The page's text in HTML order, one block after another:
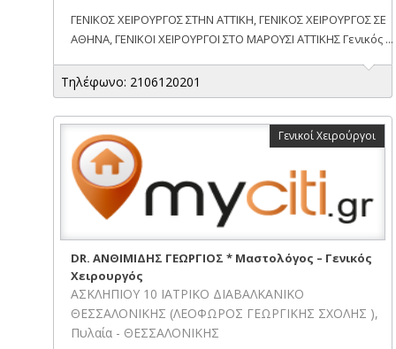
ΓΕΝΙΚΟΣ ΧΕΙΡΟΥΡΓΟΣ ΣΤΗΝ ΑΤΤΙΚΗ, ΓΕΝΙΚΟΣ ΧΕΙΡΟΥΡΓΟΣ ΣΕ
ΑΘΗΝΑ, ΓΕΝΙΚΟΙ ΧΕΙΡΟΥΡΓΟΙ ΣΤΟ ΜΑΡΟΥΣΙ ΑΤΤΙΚΗΣ Γενικός ...
Τηλέφωνο: 2106120201
Γενικοί Χειρούργοι
DR. ΑΝΘΙΜΙΔΗΣ ΓΕΩΡΓΙΟΣ * Μαστολόγος – Γενικός
Χειρουργός
ΑΣΚΛΗΠΙΟΥ 10 ΙΑΤΡΙΚΟ ΔΙΑΒΑΛΚΑΝΙΚΟ
ΘΕΣΣΑΛΟΝΙΚΗΣ (ΛΕΟΦΩΡΟΣ ΓΕΩΡΓΙΚΗΣ ΣΧΟΛΗΣ ),
Πυλαία - ΘΕΣΣΑΛΟΝΙΚΗΣ